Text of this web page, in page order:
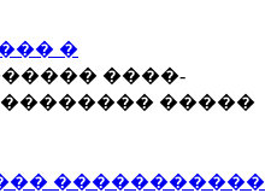
�
����-
�����
�����������